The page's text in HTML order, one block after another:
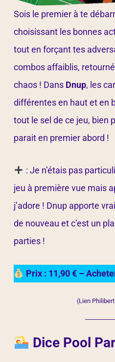
Sois le premier à te
choisissant les bonnes
tout en forçant tes
combos affaiblis,
chaos ! Dans Dnup, les
différentes en haut et en
tout le sel de ce jeu, bien
parait en premier abord !
: Je n’étais pas
jeu à première vue mais
j’adore ! Dnup apporte
de nouveau et c’est un
parties !
Prix : 11,90 € –
(Lien
Dice Pool